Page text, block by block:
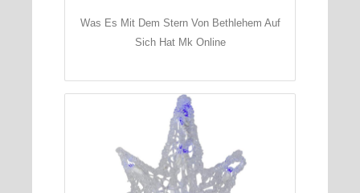
Was Es Mit Dem Stern Von Bethlehem Auf
Sich Hat Mk Online